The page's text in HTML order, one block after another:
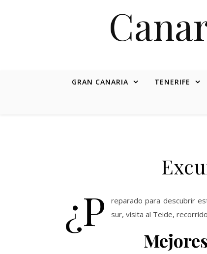
GRAN CANARIA TENERIFE
¿P reparado para descubrir
sur, visita al Teide,